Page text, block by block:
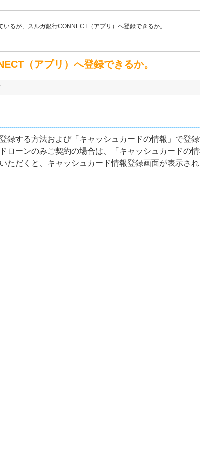
いるが、スルガ銀行CONNECT（アプリ）へ登録できるか。
（アプリ）へ登録できるか。
する方法および「キャッシュカードの情報」で登録
ーンのみご契約の場合は、「キャッシュカードの
だくと、キャッシュカード情報登録画面が表示され